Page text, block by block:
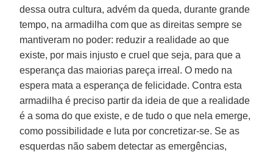
dessa outra cultura, advém da queda, durante grande
tempo, na armadilha com que as direitas sempre se
mantiveram no poder: reduzir a realidade ao que
existe, por mais injusto e cruel que seja, para que a
esperança das maiorias pareça irreal. O medo na
espera mata a esperança de felicidade. Contra esta
armadilha é preciso partir da ideia de que a realidade
é a soma do que existe, e de tudo o que nela emerge,
como possibilidade e luta por concretizar-se. Se as
esquerdas não sabem detectar as emergências,